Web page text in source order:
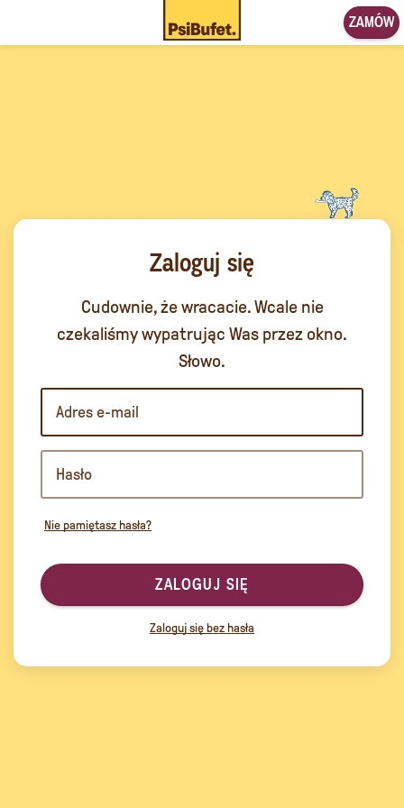
ZAMÓW
Zaloguj się
Cudownie, że wracacie. Wcale nie
czekaliśmy wypatrując Was przez okno.
Słowo.
Nie pamiętasz hasła?
ZALOGUJ SIĘ
Zaloguj się bez hasła